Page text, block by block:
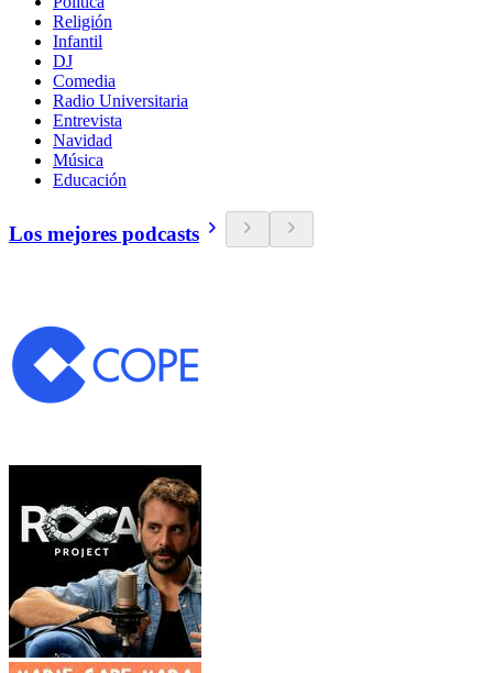
Religión
Infantil
DJ
Comedia
Radio Universitaria
Entrevista
Navidad
Música
Educación
Los mejores podcasts